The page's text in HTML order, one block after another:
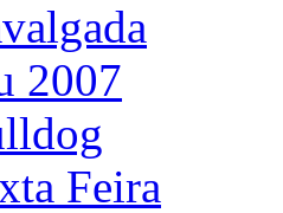
2007
Feira